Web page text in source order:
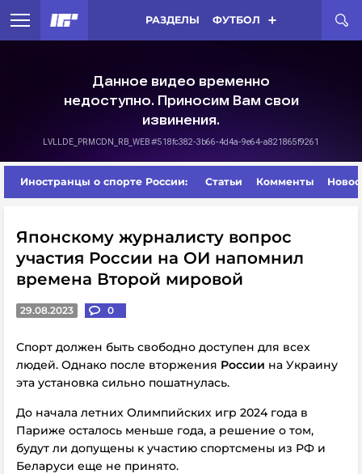
РАЗДЕЛЫ ФУТБОЛ
Иностранцы о спорте России: Статьи Комменты
Японскому журналисту вопрос
участия России на ОИ напомнил
времена Второй мировой
29.08.2023 0
Спорт должен быть свободно доступен для всех
людей. Однако после вторжения России на Украину
эта установка сильно пошатнулась.
До начала летних Олимпийских игр 2024 года в
Париже осталось меньше года, а решение о том,
будут ли допущены к участию спортсмены из РФ и
Беларуси еще не принято.